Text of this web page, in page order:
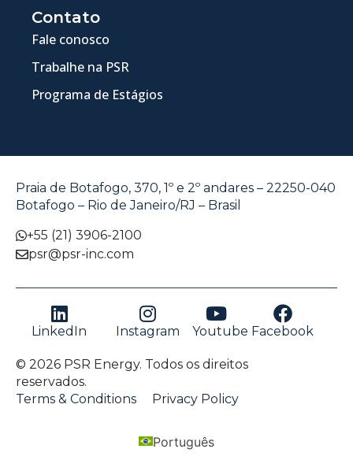
Contato
Fale conosco
Trabalhe na PSR
Programa de Estágios
Praia de Botafogo, 370, 1º e 2º andares – 22250-040
Botafogo – Rio de Janeiro/RJ – Brasil
+55 (21) 3906-2100
psr@psr-inc.com
LinkedIn Instagram Youtube Facebook
© 2026 PSR Energy. Todos os direitos
reservados.
Terms & Conditions
Privacy Policy
Português